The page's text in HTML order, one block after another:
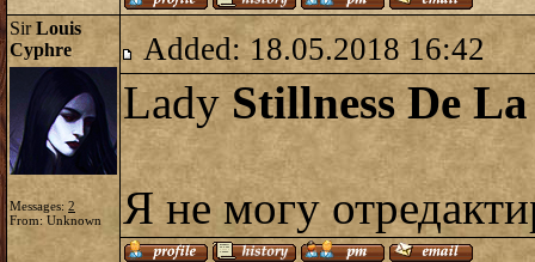
SirLouis
Cyphre
Messages: 2
From: Unknown
Added: 18.05.2018 16:42
Lady Stillness De
Я не могу